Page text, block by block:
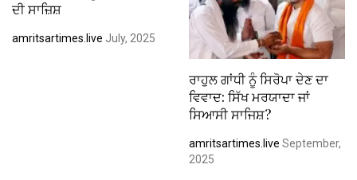
ਦੀ ਸਾਜ਼ਿਸ਼
amritsartimes.live July, 2025
ਰਾਹੁਲ ਗਾਂਧੀ ਨੂੰ ਸਿਰੋਪਾ ਦੇਣ ਦਾ
ਵਿਵਾਦ: ਸਿੱਖ ਮਰਯਾਦਾ ਜਾਂ
ਸਿਆਸੀ ਸਾਜਿਸ਼?
amritsartimes.live September,
2025